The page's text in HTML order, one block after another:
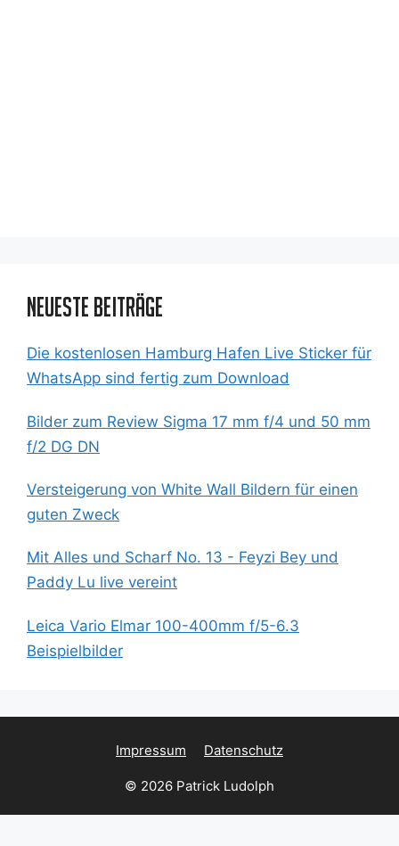
Neueste Beiträge
Die kostenlosen Hamburg Hafen Live Sticker für
WhatsApp sind fertig zum Download
Bilder zum Review Sigma 17 mm f/4 und 50 mm
f/2 DG DN
Versteigerung von White Wall Bildern für einen
guten Zweck
Mit Alles und Scharf No. 13 - Feyzi Bey und
Paddy Lu live vereint
Leica Vario Elmar 100-400mm f/5-6.3
Beispielbilder
Impressum Datenschutz
© 2026 Patrick Ludolph